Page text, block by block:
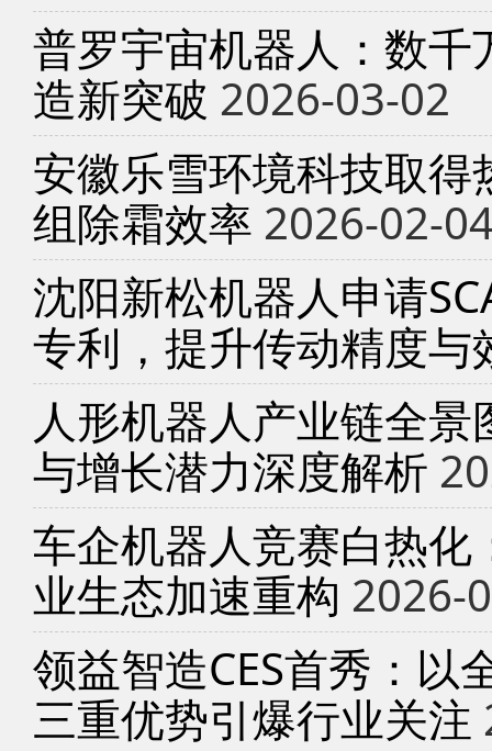
普罗宇宙机器人：数
造新突破 2026-03-02
安徽乐雪环境科技取
组除霜效率 2026-02-
沈阳新松机器人申请
专利，提升传动精度与
人形机器人产业链全
与增长潜力深度解析
车企机器人竞赛白热
业生态加速重构 2026-
领益智造CES首秀：以
三重优势引爆行业关注